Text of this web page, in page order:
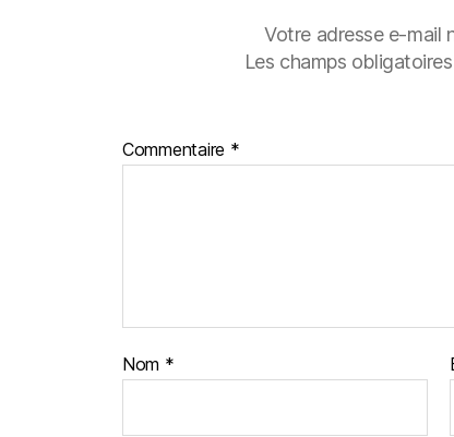
Votre adresse e-mail
Les champs
Commentaire *
Nom *